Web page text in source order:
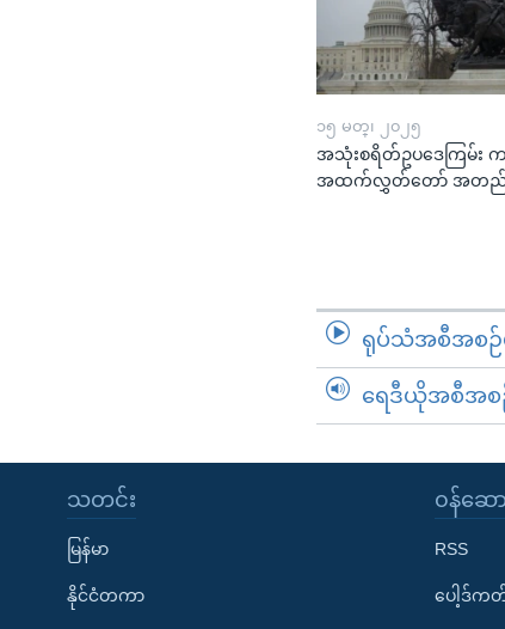
၁၅ မတ္၊ ၂၀၂၅
အသုံးစရိတ်ဥပဒေကြမ်း
အထက်လွှတ်တော် အတည်
ရုပ်သံအစီအစဉ်မ
ရေဒီယိုအစီအစဉ်
သတင်း
မြန်မာ
နိုင်ငံတကာ
၀န်ဆော
RSS
ပေါ့ဒ်က